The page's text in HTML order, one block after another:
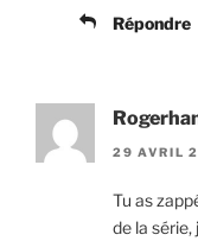
Répondre
29 AVRIL
Tu as
de la